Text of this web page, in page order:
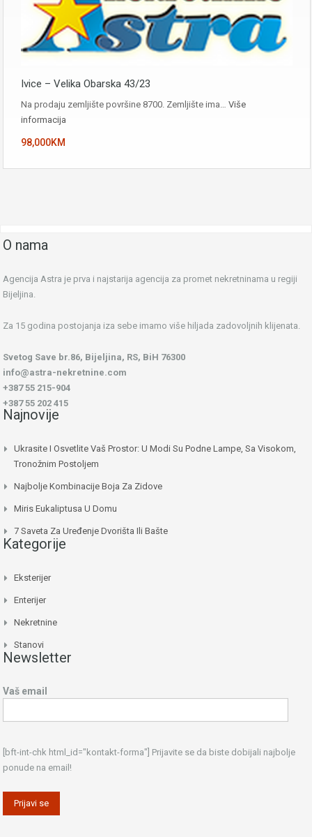
Ivice – Velika Obarska 43/23
Na prodaju zemljište površine 8700. Zemljište ima… Više
informacija
98,000KM
O nama
Agencija Astra je prva i najstarija agencija za promet nekretninama u regiji
Bijeljina.
Za 15 godina postojanja iza sebe imamo više hiljada zadovoljnih klijenata.
Svetog Save br.86, Bijeljina, RS, BiH 76300
info@astra-nekretnine.com
+387 55 215-904
+387 55 202 415
Najnovije
Ukrasite I Osvetlite Vaš Prostor: U Modi Su Podne Lampe, Sa Visokom,
Tronožnim Postoljem
Najbolje Kombinacije Boja Za Zidove
Miris Eukaliptusa U Domu
7 Saveta Za Uređenje Dvorišta Ili Bašte
Kategorije
Eksterijer
Enterijer
Nekretnine
Stanovi
Newsletter
Vaš email
[bft-int-chk html_id="kontakt-forma"] Prijavite se da biste dobijali najbolje
ponude na email!